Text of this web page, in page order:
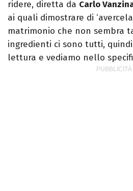
ridere, diretta da Carlo
ai quali dimostrare di
matrimonio che non sembra
ingredienti ci sono tutti,
lettura e vediamo nello